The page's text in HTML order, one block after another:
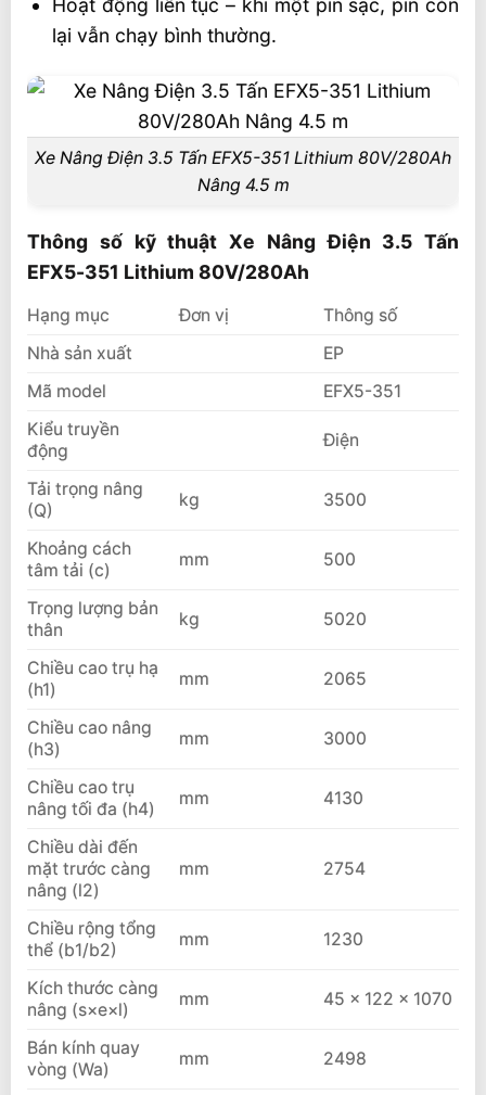
Hoạt động liên tục – khi một pin sạc, pin còn
lại vẫn chạy bình thường.
Xe Nâng Điện 3.5 Tấn EFX5-351 Lithium 80V/280Ah
Nâng 4.5 m
Thông số kỹ thuật Xe Nâng Điện 3.5 Tấn
EFX5-351 Lithium 80V/280Ah
Hạng mục Đơn vị
Thông số
Nhà sản xuất
EP
Mã model
EFX5-351
Kiểu truyền
động
Điện
Tải trọng nâng
(Q)
kg 3500
Khoảng cách
tâm tải (c)
mm 500
Trọng lượng bản
thân
kg 5020
Chiều cao trụ hạ
(h1)
mm 2065
Chiều cao nâng
(h3)
mm 3000
Chiều cao trụ
nâng tối đa (h4)
mm 4130
Chiều dài đến
mặt trước càng
nâng (l2)
mm 2754
Chiều rộng tổng
thể (b1/b2)
mm 1230
Kích thước càng
nâng (s×e×l)
mm 45 × 122 × 1070
Bán kính quay
vòng (Wa)
mm 2498